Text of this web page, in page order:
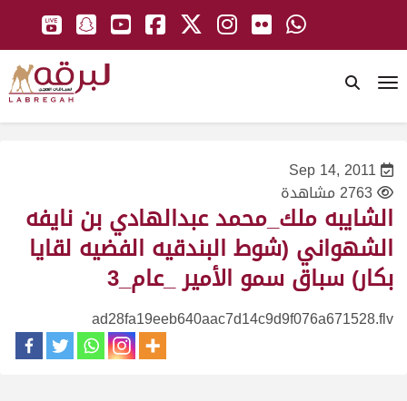
Sep 14, 2011
2763 مشاهدة
الشايبه ملك_محمد عبدالهادي بن نايفه
الشهواني (شوط البندقيه الفضيه لقايا
بكار) سباق سمو الأمير _عام_3
ad28fa19eeb640aac7d14c9d9f076a671528.flv